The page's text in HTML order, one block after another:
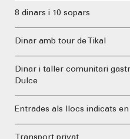
8 dinars i 10 sopars
Dinar amb tour de Tikal
Dinar i taller comunitari
Dulce
Entrades als llocs indicats